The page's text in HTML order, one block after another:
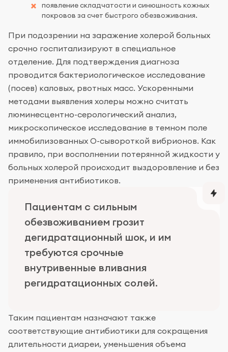
появление складчатости и синюшность кожных
покровов за счет быстрого обезвоживания.
При подозрении на заражение холерой больных
срочно госпитализируют в специальное
отделение. Для подтверждения диагноза
проводится бактериологическое исследование
(посев) каловых, рвотных масс. Ускоренными
методами выявления холеры можно считать
люминесцентно-серологический анализ,
микроскопическое исследование в темном поле
иммобилизованных О-сывороткой вибрионов. Как
правило, при восполнении потерянной жидкости у
больных холерой происходит выздоровление и без
применения антибиотиков.
Пациентам с сильным
обезвоживанием грозит
дегидратационный шок, и им
требуются срочные
внутривенные вливания
регидратационных солей.
Таким пациентам назначают также
соответствующие антибиотики для сокращения
длительности диареи, уменьшения объема